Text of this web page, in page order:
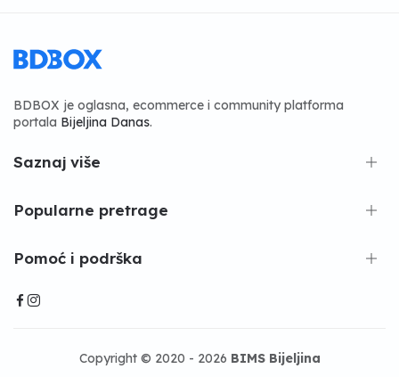
BDBOX je oglasna, ecommerce i community platforma
portala Bijeljina Danas.
Saznaj više
Popularne pretrage
Pomoć i podrška
Copyright © 2020 - 2026 BIMS Bijeljina